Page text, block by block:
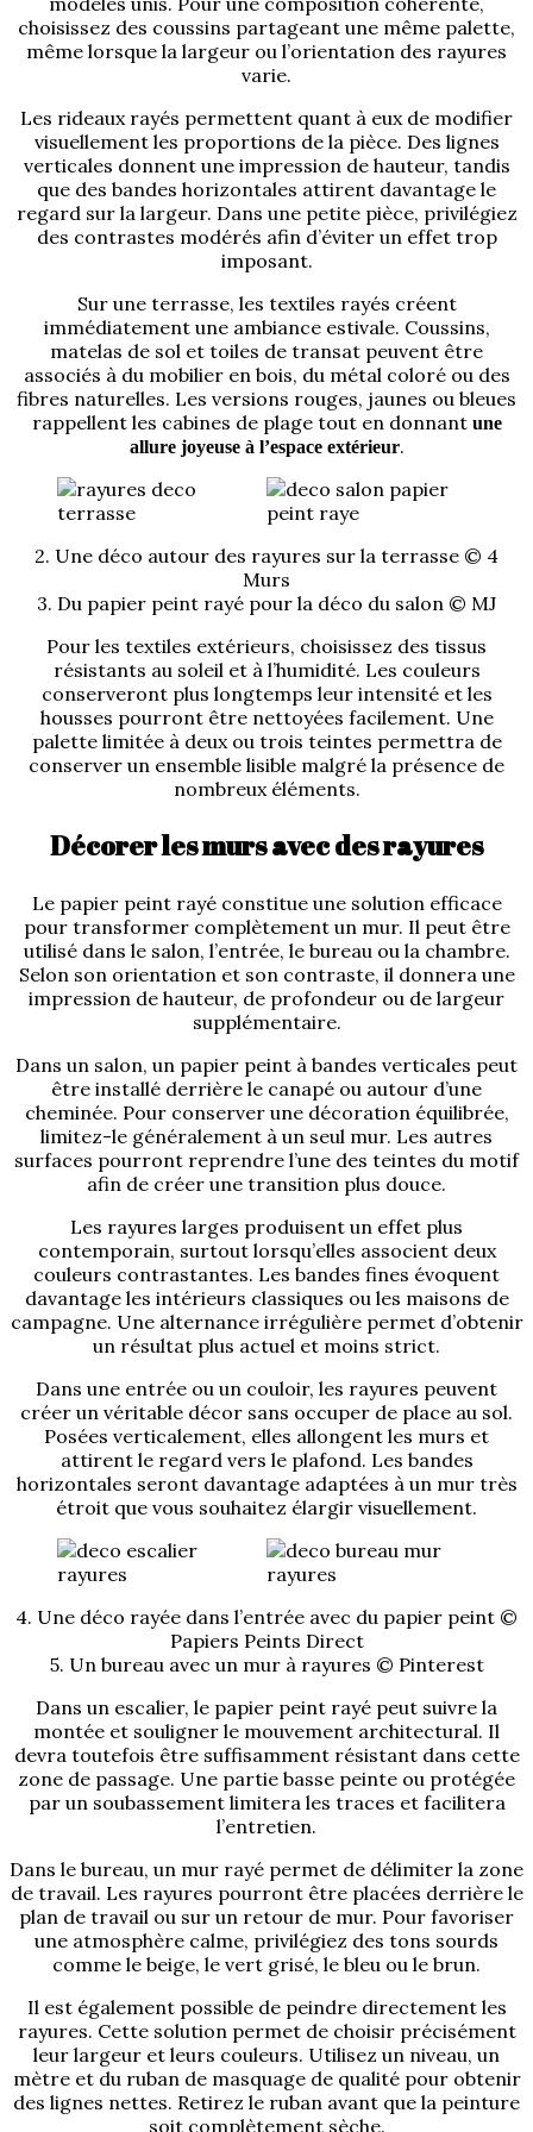
choisissez des coussins partageant une même palette,
même lorsque la largeur ou l’orientation des rayures
varie.
Les rideaux rayés permettent quant à eux de modifier
visuellement les proportions de la pièce. Des lignes
verticales donnent une impression de hauteur, tandis
que des bandes horizontales attirent davantage le
regard sur la largeur. Dans une petite pièce, privilégiez
des contrastes modérés afin d’éviter un effet trop
imposant.
Sur une terrasse, les textiles rayés créent
immédiatement une ambiance estivale. Coussins,
matelas de sol et toiles de transat peuvent être
associés à du mobilier en bois, du métal coloré ou des
fibres naturelles. Les versions rouges, jaunes ou bleues
rappellent les cabines de plage tout en donnant une
allure joyeuse à l’espace extérieur.
2. Une déco autour des rayures sur la terrasse © 4
Murs
3. Du papier peint rayé pour la déco du salon © MJ
Pour les textiles extérieurs, choisissez des tissus
résistants au soleil et à l’humidité. Les couleurs
conserveront plus longtemps leur intensité et les
housses pourront être nettoyées facilement. Une
palette limitée à deux ou trois teintes permettra de
conserver un ensemble lisible malgré la présence de
nombreux éléments.
Décorer les murs avec des rayures
Le papier peint rayé constitue une solution efficace
pour transformer complètement un mur. Il peut être
utilisé dans le salon, l’entrée, le bureau ou la chambre.
Selon son orientation et son contraste, il donnera une
impression de hauteur, de profondeur ou de largeur
supplémentaire.
Dans un salon, un papier peint à bandes verticales peut
être installé derrière le canapé ou autour d’une
cheminée. Pour conserver une décoration équilibrée,
limitez-le généralement à un seul mur. Les autres
surfaces pourront reprendre l’une des teintes du motif
afin de créer une transition plus douce.
Les rayures larges produisent un effet plus
contemporain, surtout lorsqu’elles associent deux
couleurs contrastantes. Les bandes fines évoquent
davantage les intérieurs classiques ou les maisons de
campagne. Une alternance irrégulière permet d’obtenir
un résultat plus actuel et moins strict.
Dans une entrée ou un couloir, les rayures peuvent
créer un véritable décor sans occuper de place au sol.
Posées verticalement, elles allongent les murs et
attirent le regard vers le plafond. Les bandes
horizontales seront davantage adaptées à un mur très
étroit que vous souhaitez élargir visuellement.
4. Une déco rayée dans l’entrée avec du papier peint ©
Papiers Peints Direct
5. Un bureau avec un mur à rayures © Pinterest
Dans un escalier, le papier peint rayé peut suivre la
montée et souligner le mouvement architectural. Il
devra toutefois être suffisamment résistant dans cette
zone de passage. Une partie basse peinte ou protégée
par un soubassement limitera les traces et facilitera
l’entretien.
Dans le bureau, un mur rayé permet de délimiter la zone
de travail. Les rayures pourront être placées derrière le
plan de travail ou sur un retour de mur. Pour favoriser
une atmosphère calme, privilégiez des tons sourds
comme le beige, le vert grisé, le bleu ou le brun.
Il est également possible de peindre directement les
rayures. Cette solution permet de choisir précisément
leur largeur et leurs couleurs. Utilisez un niveau, un
mètre et du ruban de masquage de qualité pour obtenir
des lignes nettes. Retirez le ruban avant que la peinture
soit complètement sèche.